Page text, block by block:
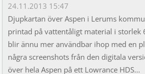
24.11.2013 15:47
Djupkartan över Aspen i Lerums
printad på vattentåligt material i
blir ännu mer användbar ihop med en
några screenshots från den digitala
över hela Aspen på ett Lowrance HDS...